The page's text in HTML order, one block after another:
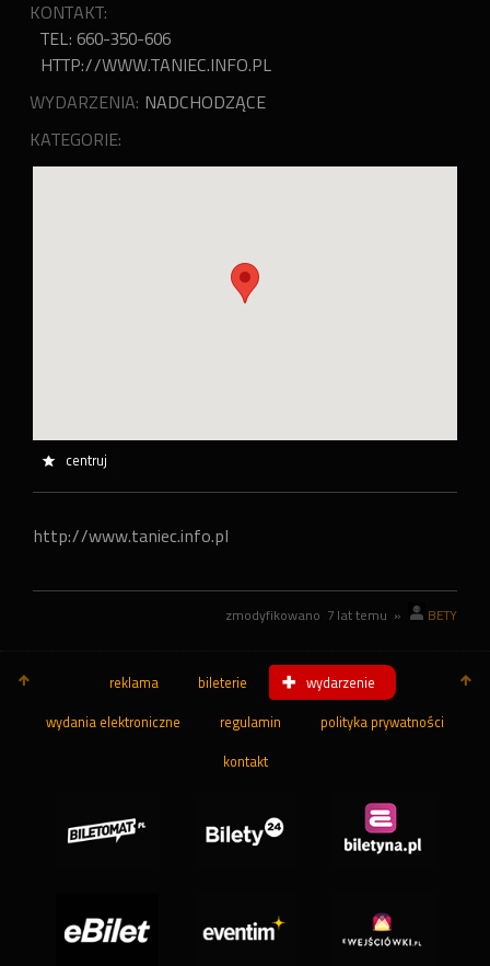
KONTAKT:
TEL: 660-350-606
HTTP://WWW.TANIEC.INFO.PL
WYDARZENIA: NADCHODZĄCE
KATEGORIE:
centruj
http://www.taniec.info.pl
zmodyfikowano 7 lat temu » BETY
reklama bileterie wydarzenie
wydania elektroniczne regulamin polityka prywatności
kontakt